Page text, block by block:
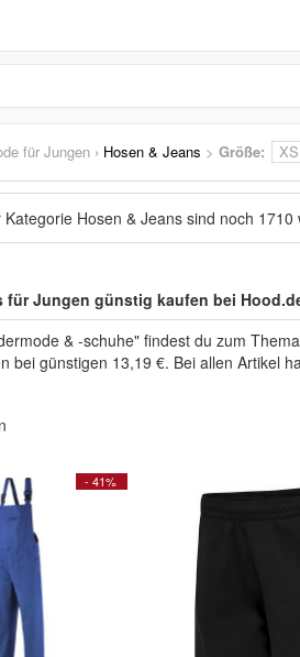
für Jungen › Hosen & Jeans > Größe: XS
Kategorie Hosen & Jeans sind noch 1710
für Jungen günstig kaufen bei
& -schuhe" findest du zum
bei günstigen 13,19 €. Bei allen Artikel
- 41%